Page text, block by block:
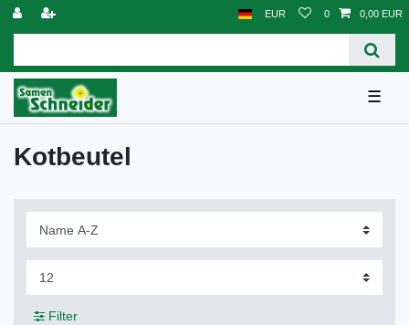
EUR 0 0,00 EUR
☰
Kotbeutel
Filter